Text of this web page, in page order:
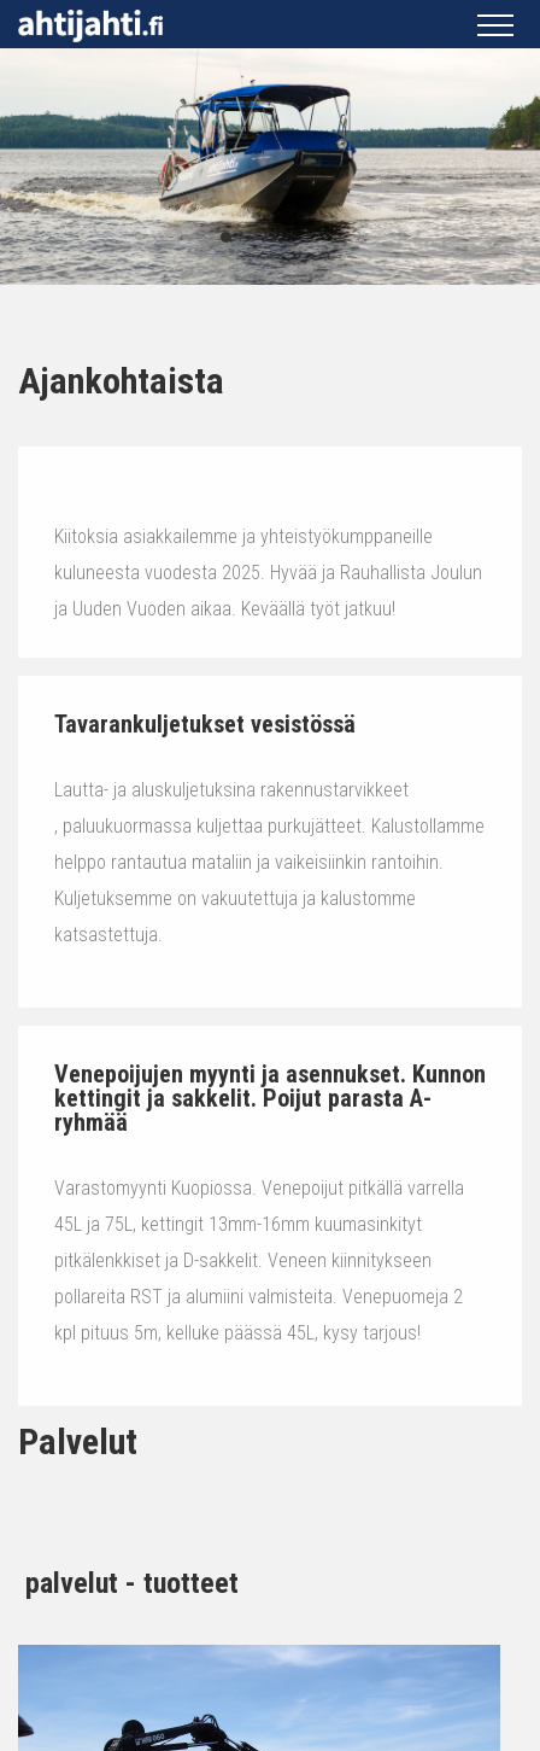
Ajankohtaista
Kiitoksia asiakkailemme ja yhteistyökumppaneille
kuluneesta vuodesta 2025. Hyvää ja Rauhallista Joulun
ja Uuden Vuoden aikaa. Keväällä työt jatkuu!
Tavarankuljetukset vesistössä
Lautta- ja aluskuljetuksina rakennustarvikkeet
, paluukuormassa kuljettaa purkujätteet. Kalustollamme
helppo rantautua mataliin ja vaikeisiinkin rantoihin.
Kuljetuksemme on vakuutettuja ja kalustomme
katsastettuja.
Venepoijujen myynti ja asennukset. Kunnon
kettingit ja sakkelit. Poijut parasta A-
ryhmää
Varastomyynti Kuopiossa. Venepoijut pitkällä varrella
45L ja 75L, kettingit 13mm-16mm kuumasinkityt
pitkälenkkiset ja D-sakkelit. Veneen kiinnitykseen
pollareita RST ja alumiini valmisteita. Venepuomeja 2
kpl pituus 5m, kelluke päässä 45L, kysy tarjous!
Palvelut
palvelut - tuotteet